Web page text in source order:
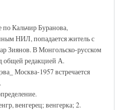
по Кальчир Буранова,
НИЛ, попадается житель с
Зиянов. В Монгольско-русском
общей редакцией А.
Москва-1957 встречается
венгерец; венгерка; 2.